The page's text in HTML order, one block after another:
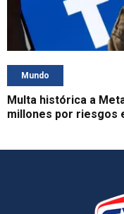
Mundo
Multa histórica a
millones por riesgos